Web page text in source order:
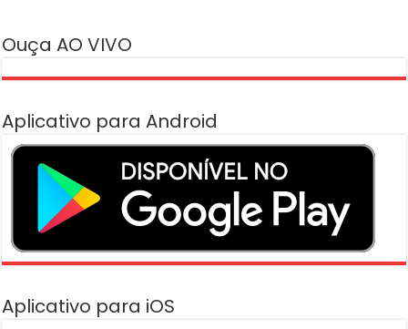
Ouça AO VIVO
Aplicativo para Android
Aplicativo para iOS